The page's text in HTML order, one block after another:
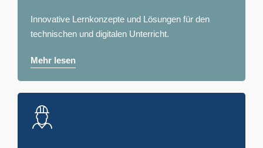
Innovative Lernkonzepte und Lösungen für den
technischen und digitalen Unterricht.
Mehr lesen